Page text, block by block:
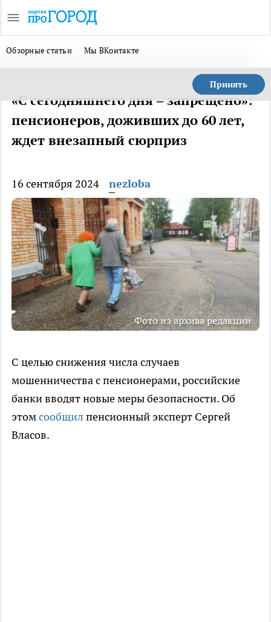
Обзорные статьи Мы ВКонтакте
Принять
«С сегодняшнего дня – запрещено»:
пенсионеров, доживших до 60 лет,
ждет внезапный сюрприз
16 сентября 2024 nezloba
Фото из архива редакции
С целью снижения числа случаев
мошенничества с пенсионерами, российские
банки вводят новые меры безопасности. Об
этомсообщил пенсионный эксперт Сергей
Власов.